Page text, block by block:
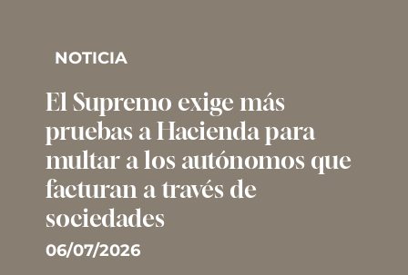
NOTICIA
El Supremo exige más
pruebas a Hacienda para
multar a los autónomos que
facturan a través de
sociedades
06/07/2026